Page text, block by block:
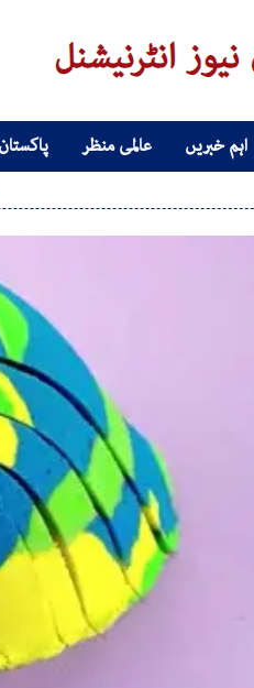
اہم خبریں عالمی منظر پاکستان
عدالت